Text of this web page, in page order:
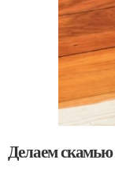
Делаем